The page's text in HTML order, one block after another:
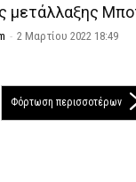
μετάλλαξης
- 2 Μαρτίου 2022 18:49
Φόρτωση περισσοτέρων